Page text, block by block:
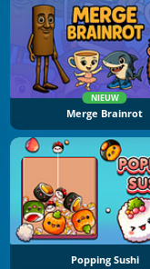
NIEUW
Merge Brainrot
Popping Sushi